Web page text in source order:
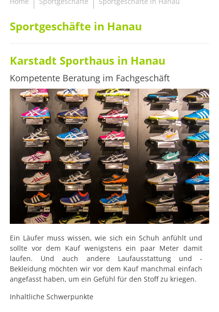
Sportgeschäfte in Hanau
Karstadt Sporthaus in Hanau
Kompetente Beratung im Fachgeschäft
Ein Läufer muss wissen, wie sich ein Schuh anfühlt und
sollte vor dem Kauf wenigstens ein paar Meter damit
laufen. Und auch andere Laufausstattung und -
Bekleidung möchten wir vor dem Kauf manchmal einfach
angefasst haben, um ein Gefühl für den Stoff zu kriegen.
Inhaltliche Schwerpunkte